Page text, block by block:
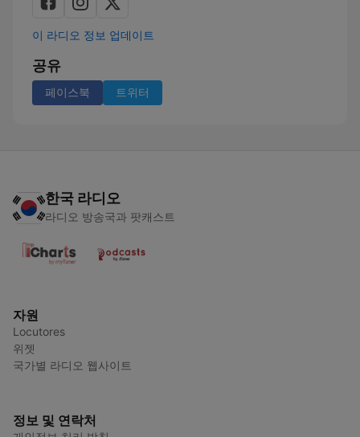
이 라디오 정보 업데이트
공유
페이스북 트위터
한국 라디오
라디오 방송국과 팟캐스트
자원
Locutores
위젯
국가별 라디오 웹사이트
정보 및 연락처